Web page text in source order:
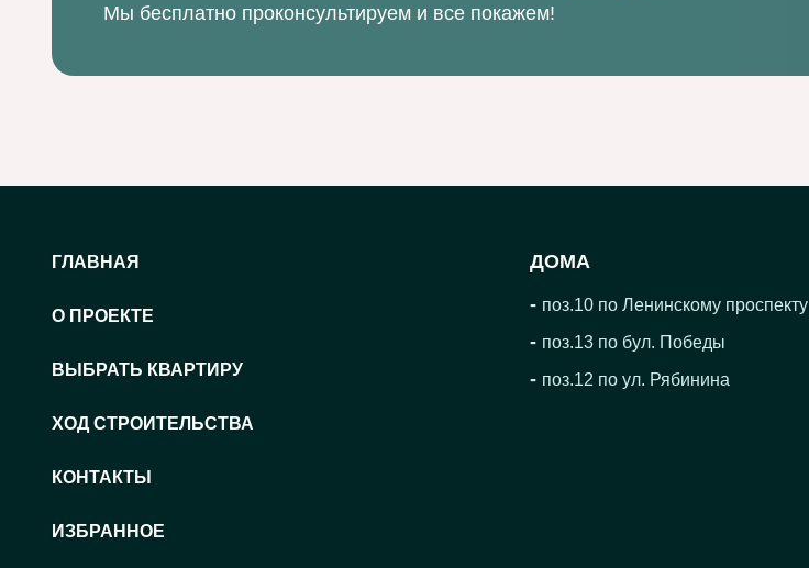
Мы бесплатно проконсультируем и все покажем!
ГЛАВНАЯ
О ПРОЕКТЕ
ВЫБРАТЬ КВАРТИРУ
ХОД СТРОИТЕЛЬСТВА
КОНТАКТЫ
ИЗБРАННОЕ
ДОМА
- поз.10 по Ленинскому проспекту
- поз.13 по бул. Победы
- поз.12 по ул. Рябинина